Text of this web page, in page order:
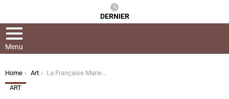
DERNIER
Menu
You are here:
Home Art
La Française Marie Cohydon sculpte des oiseaux si petits que vous avez besoin d’une loupe pour les apprécier pleinement
ART